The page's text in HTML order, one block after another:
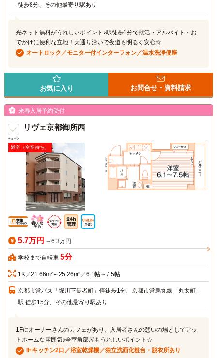
徒歩8分、その他最寄り駅あり
光ネット無料がうれしいポイント♪駅徒歩1分で就活・アルバイト・お
でかけに便利な立地！大通り沿いで夜道も明るく安心☆
オートロック／モニター付インターフォン／温水洗浄便座
お気に入り お問合せ・資料請求
チェック
来春入居予約受付
リヴェ京都御所西
満室（空室待ち）
5.7万円 ～6.3万円
学校まで自転車 5分
1K／21.66m²～25.26m²／6.1帖～7.5帖
京都市営バス「堀川下長者町」停徒歩1分、京都市営烏丸線「丸太町」
駅 徒歩15分、その他最寄り駅あり
1Fにオーナーさんのカフェがあり、入居者さんの憩いの場としてアッ
トホームな雰囲気♪全室角部屋もうれしいポイント☆
IHキッチン2口／浴室乾燥機／独立洗面化粧台・脱衣所あり